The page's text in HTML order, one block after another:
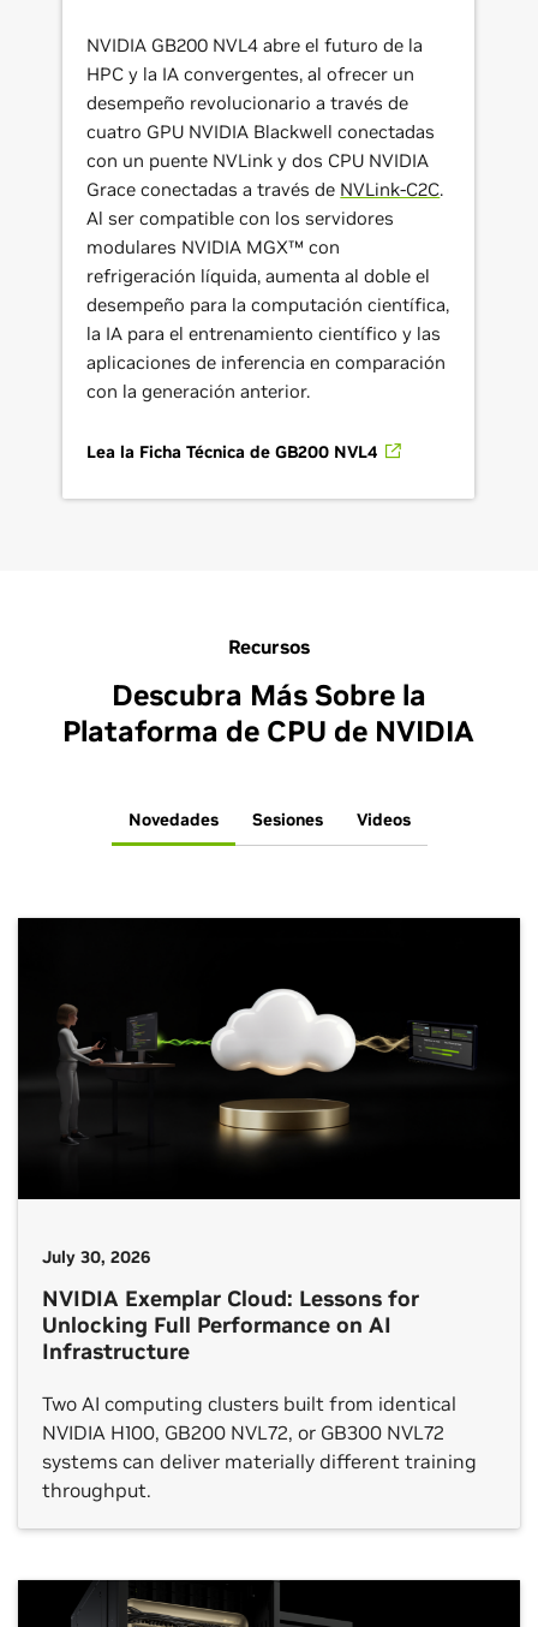
NVIDIA GB200 NVL4 abre el futuro de la
HPC y la IA convergentes, al ofrecer un
desempeño revolucionario a través de
cuatro GPU NVIDIA Blackwell conectadas
con un puente NVLink y dos CPU NVIDIA
Grace conectadas a través de NVLink-C2C.
Al ser compatible con los servidores
modulares NVIDIA MGX™ con
refrigeración líquida, aumenta al doble el
desempeño para la computación científica,
la IA para el entrenamiento científico y las
aplicaciones de inferencia en comparación
con la generación anterior.
Lea la Ficha Técnica de GB200 NVL4
Recursos
Descubra Más Sobre la
Plataforma de CPU de NVIDIA
Novedades Sesiones Videos
July 30, 2026
NVIDIA Exemplar Cloud: Lessons for
Unlocking Full Performance on AI
Infrastructure
Two AI computing clusters built from identical
NVIDIA H100, GB200 NVL72, or GB300 NVL72
systems can deliver materially different training
throughput.